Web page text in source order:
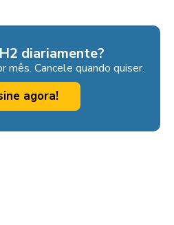
diariamente?
Cancele quando quiser.
agora!